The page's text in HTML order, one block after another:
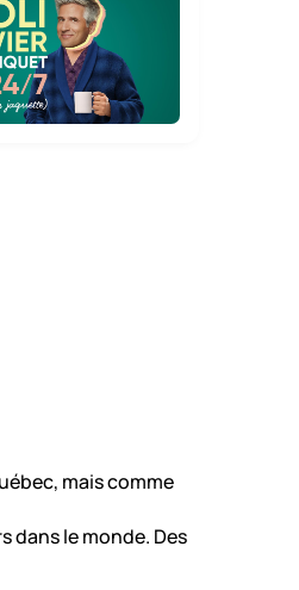
mais comme
dans le monde. Des